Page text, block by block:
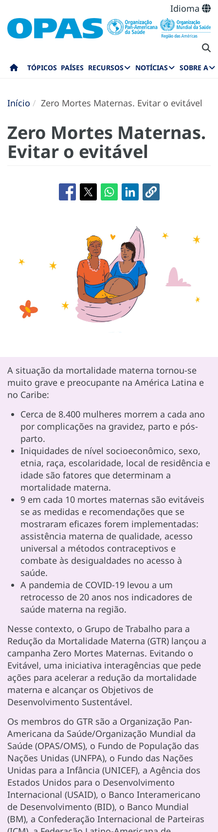
Idioma
TÓPICOS PAÍSES RECURSOS NOTÍCIAS SOBRE A
Início Zero Mortes Maternas. Evitar o evitável
Zero Mortes Maternas.
Evitar o evitável
A situação da mortalidade materna tornou-se
muito grave e preocupante na América Latina e
no Caribe:
Cerca de 8.400 mulheres morrem a cada ano
por complicações na gravidez, parto e pós-
parto.
Iniquidades de nível socioeconômico, sexo,
etnia, raça, escolaridade, local de residência e
idade são fatores que determinam a
mortalidade materna.
9 em cada 10 mortes maternas são evitáveis
se as medidas e recomendações que se
mostraram eficazes forem implementadas:
assistência materna de qualidade, acesso
universal a métodos contraceptivos e
combate às desigualdades no acesso à
saúde.
A pandemia de COVID-19 levou a um
retrocesso de 20 anos nos indicadores de
saúde materna na região.
Nesse contexto, o Grupo de Trabalho para a
Redução da Mortalidade Materna (GTR) lançou a
campanha Zero Mortes Maternas. Evitando o
Evitável, uma iniciativa interagências que pede
ações para acelerar a redução da mortalidade
materna e alcançar os Objetivos de
Desenvolvimento Sustentável.
Os membros do GTR são a Organização Pan-
Americana da Saúde/Organização Mundial da
Saúde (OPAS/OMS), o Fundo de População das
Nações Unidas (UNFPA), o Fundo das Nações
Unidas para a Infância (UNICEF), a Agência dos
Estados Unidos para o Desenvolvimento
Internacional (USAID), o Banco Interamericano
de Desenvolvimento (BID), o Banco Mundial
(BM), a Confederação Internacional de Parteiras